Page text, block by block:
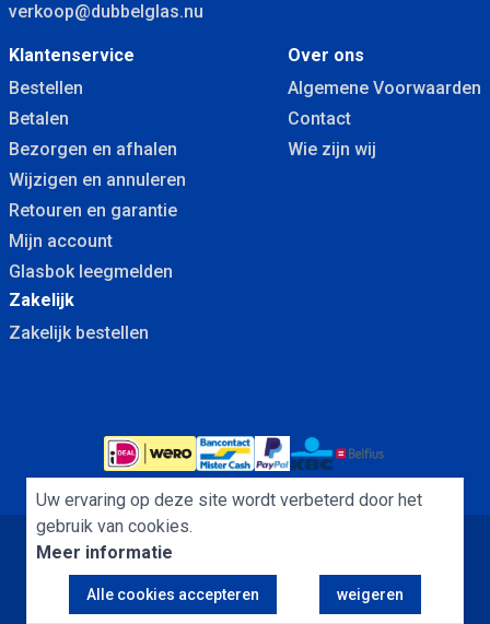
verkoop@dubbelglas.nu
Klantenservice
Bestellen
Betalen
Bezorgen en afhalen
Wijzigen en annuleren
Retouren en garantie
Mijn account
Glasbok leegmelden
Over ons
Algemene Voorwaarden
Contact
Wie zijn wij
Zakelijk
Zakelijk bestellen
Algemene Voorwaarden
Copyright Dubbelglas.nu B.V. © 2013 - 2026
Uw ervaring op deze site wordt verbeterd door het
gebruik van cookies.
Meer informatie
Alle cookies accepteren weigeren